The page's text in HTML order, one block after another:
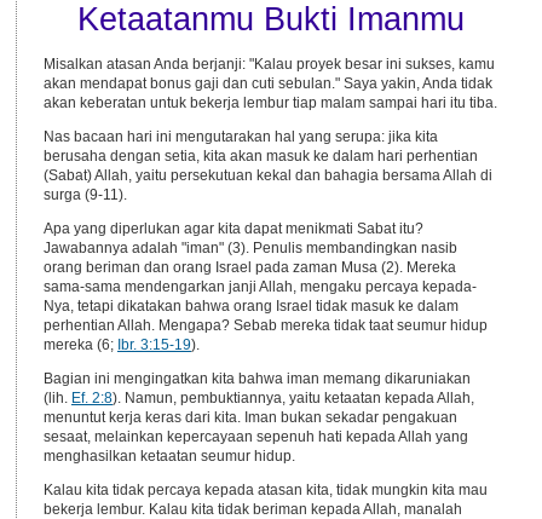
Ketaatanmu Bukti Imanmu
Misalkan atasan Anda berjanji: "Kalau proyek besar ini sukses, kamu
akan mendapat bonus gaji dan cuti sebulan." Saya yakin, Anda tidak
akan keberatan untuk bekerja lembur tiap malam sampai hari itu tiba.
Nas bacaan hari ini mengutarakan hal yang serupa: jika kita
berusaha dengan setia, kita akan masuk ke dalam hari perhentian
(Sabat) Allah, yaitu persekutuan kekal dan bahagia bersama Allah di
surga (9-11).
Apa yang diperlukan agar kita dapat menikmati Sabat itu?
Jawabannya adalah "iman" (3). Penulis membandingkan nasib
orang beriman dan orang Israel pada zaman Musa (2). Mereka
sama-sama mendengarkan janji Allah, mengaku percaya kepada-
Nya, tetapi dikatakan bahwa orang Israel tidak masuk ke dalam
perhentian Allah. Mengapa? Sebab mereka tidak taat seumur hidup
mereka (6; Ibr. 3:15-19).
Bagian ini mengingatkan kita bahwa iman memang dikaruniakan
(lih. Ef. 2:8). Namun, pembuktiannya, yaitu ketaatan kepada Allah,
menuntut kerja keras dari kita. Iman bukan sekadar pengakuan
sesaat, melainkan kepercayaan sepenuh hati kepada Allah yang
menghasilkan ketaatan seumur hidup.
Kalau kita tidak percaya kepada atasan kita, tidak mungkin kita mau
bekerja lembur. Kalau kita tidak beriman kepada Allah, manalah